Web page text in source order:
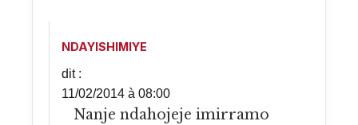
NDAYISHIMIYE
dit :
11/02/2014 à 08:00
Nanje ndahojeje imirramo